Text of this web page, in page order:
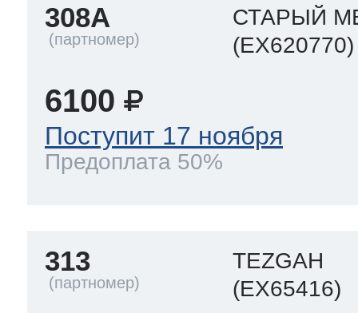
308A
СТАРЫЙ
(EX620770)
6100
Поступит 17 ноября
Предоплата 50%
313
TEZGAH
(EX65416)